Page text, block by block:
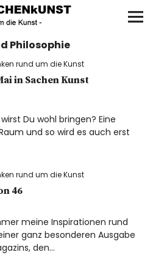
SACHEN
Philosophie
rund um die Kunst
in Sachen Kunst
Du wohl bringen? Eine
und so wird es auch erst
rund um die Kunst
46
meine Inspirationen rund
ganz besonderen Ausgabe
den…